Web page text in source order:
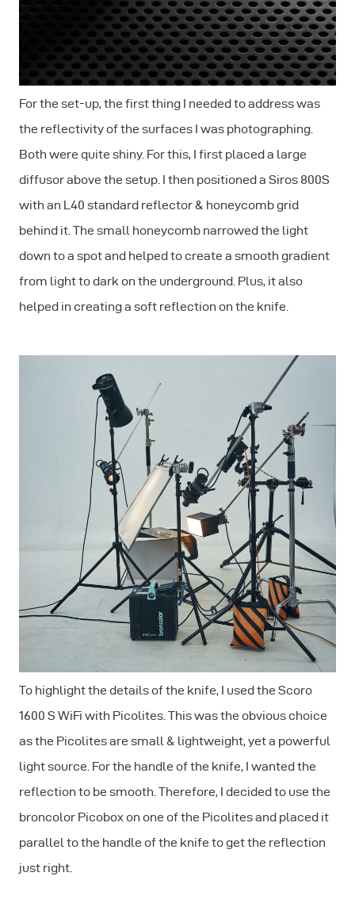
For the set-up, the first thing I needed to address was
the reflectivity of the surfaces I was photographing.
Both were quite shiny. For this, I first placed a large
diffusor above the setup. I then positioned a Siros 800S
with an L40 standard reflector & honeycomb grid
behind it. The small honeycomb narrowed the light
down to a spot and helped to create a smooth gradient
from light to dark on the underground. Plus, it also
helped in creating a soft reflection on the knife.
To highlight the details of the knife, I used the Scoro
1600 S WiFi with Picolites. This was the obvious choice
as the Picolites are small & lightweight, yet a powerful
light source. For the handle of the knife, I wanted the
reflection to be smooth. Therefore, I decided to use the
broncolor Picobox on one of the Picolites and placed it
parallel to the handle of the knife to get the reflection
just right.